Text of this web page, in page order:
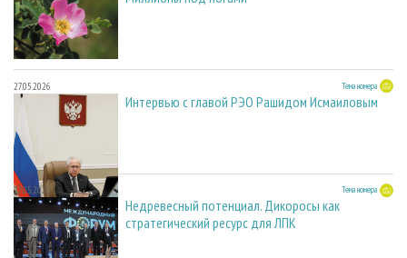
27.05.2026 Тема номера
Интервью с главой РЭО Рашидом Исмаиловым
27.05.2026 Тема номера
Недревесный потенциал. Дикоросы как
стратегический ресурс для ЛПК